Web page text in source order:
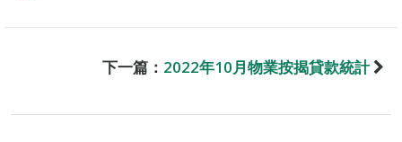
下一篇： 2022年10月物業按揭貸款統計